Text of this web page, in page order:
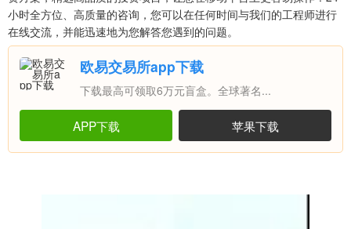
小时全方位、高质量的咨询，您可以在任何时间与我们的工程师进行
在线交流，并能迅速地为您解答您遇到的问题。
欧易交易所app下载
下载最高可领取6万元盲盒。全球著名...
APP下载 苹果下载